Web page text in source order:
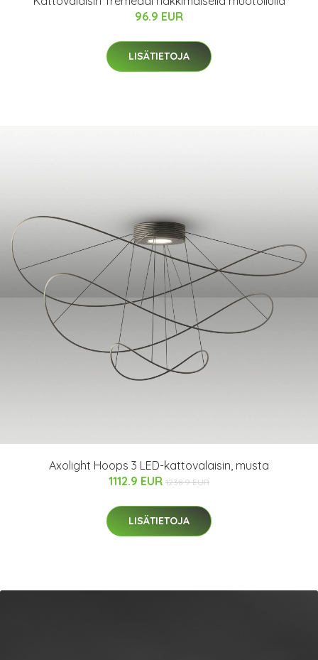
96.9 EUR
LISÄTIETOJA
Axolight Hoops 3 LED-kattovalaisin, musta
1112.9 EUR 1238.9 EUR
LISÄTIETOJA